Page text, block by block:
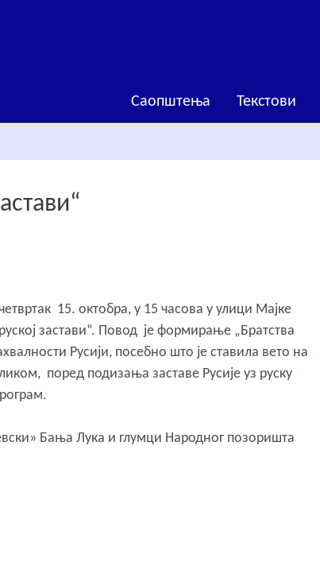
Саопштења Текстови
15. октобра, у 15 часова у улици Мајке
застави“. Повод је формирање „Братства
Русији, посебно што је ставила вето на
поред подизања заставе Русије уз руску
Бања Лука и глумци Народног позоришта